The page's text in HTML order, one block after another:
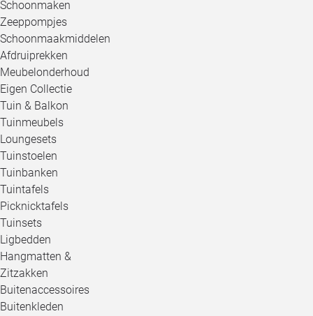
Schoonmaken
Zeeppompjes
Schoonmaakmiddelen
Afdruiprekken
Meubelonderhoud
Eigen Collectie
Tuin & Balkon
Tuinmeubels
Loungesets
Tuinstoelen
Tuinbanken
Tuintafels
Picknicktafels
Tuinsets
Ligbedden
Hangmatten &
Zitzakken
Buitenaccessoires
Buitenkleden